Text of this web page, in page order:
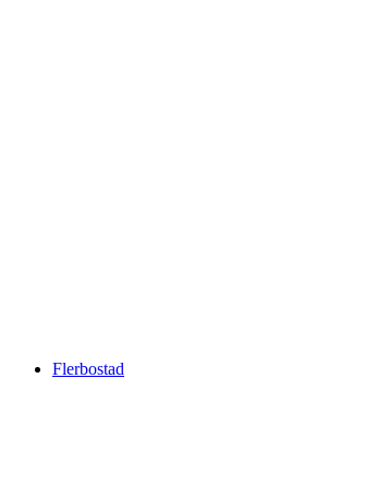
Flerbostad